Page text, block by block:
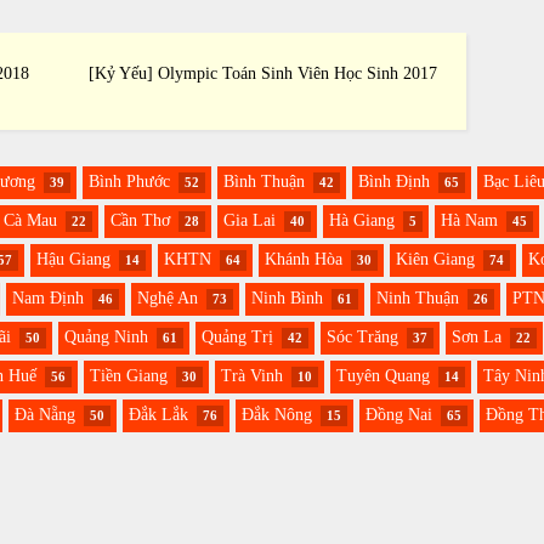
[Kỷ Yếu] Olympic Toán Sinh Viên Học Sinh 2017
39 Bình Phước 52 Bình Thuận 42 Bình Định 65 Bạc Liêu
Cà Mau 22 Cần Thơ 28 Gia Lai 40 Hà Giang 5 Hà Nam 45
Hậu Giang 14 KHTN 64 Khánh Hòa 30 Kiên Giang 74
Nam Định 46 Nghệ An 73 Ninh Bình 61 Ninh Thuận 26
50 Quảng Ninh 61 Quảng Trị 42 Sóc Trăng 37 Sơn La 22
Huế 56 Tiền Giang 30 Trà Vinh 10 Tuyên Quang 14 Tây
Đà Nẵng 50 Đắk Lắk 76 Đắk Nông 15 Đồng Nai 65 Đồng